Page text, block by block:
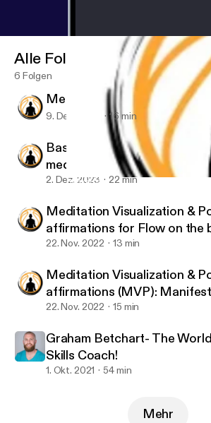
Basketball Pre Game Elite Mental
Alle Folgen
6 Folgen
Meditation: Faith and Joy in
9. Dez. 2023 16 min
Basketball Pre Game Elite
meditation and visualization
motivation
2. Dez. 2023 22 min
Meditation Visualization &
affirmations for Flow on the
22. Nov. 2022 13 min
Meditation Visualization &
affirmations (MVP):
Basketball Goals
22. Nov. 2022 15 min
Graham Betchart- The
Skills Coach!
1. Okt. 2021 54 min
Mehr